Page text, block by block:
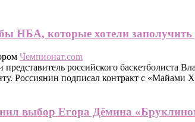
НБА, которые хотели заполучить
Чемпионат.com
представитель российского
Россиянин подписал контракт с «Майами
выбор Егора Дёмина